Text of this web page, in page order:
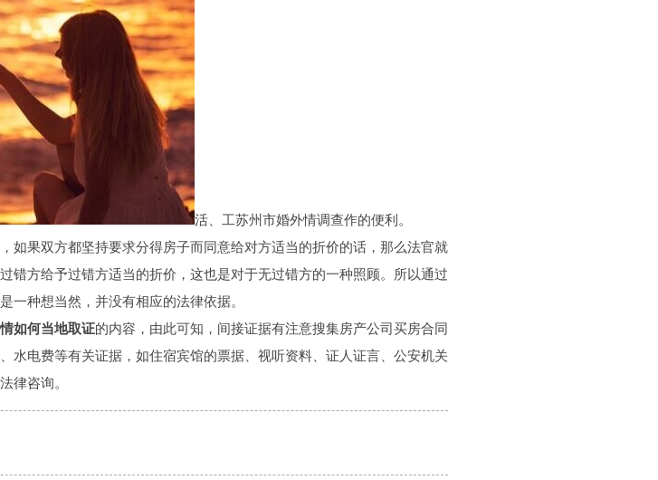
活、工苏州市婚外情调查作的便利。
果双方都坚持要求分得房子而同意给对方适当的折价的话，那么法官就
错方给予过错方适当的折价，这也是对于无过错方的一种照顾。所以通过
一种想当然，并没有相应的法律依据。
如何当地取证的内容，由此可知，间接证据有注意搜集房产公司买房合同
水电费等有关证据，如住宿宾馆的票据、视听资料、证人证言、公安机关
律咨询。